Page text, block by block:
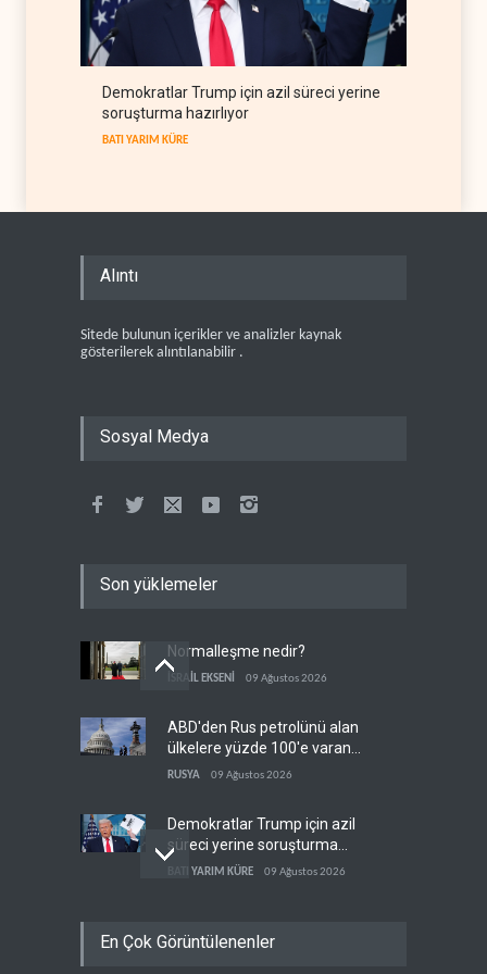
Demokratlar Trump için azil süreci yerine
soruşturma hazırlıyor
BATI YARIM KÜRE
Alıntı
Sitede bulunun içerikler ve analizler kaynak
gösterilerek alıntılanabilir .
Sosyal Medya
Son yüklemeler
Normalleşme nedir?
İSRAİL EKSENİ 09 Ağustos 2026
ABD'den Rus petrolünü alan
ülkelere yüzde 100'e varan
gümrük vergisi
RUSYA 09 Ağustos 2026
Demokratlar Trump için azil
süreci yerine soruşturma
hazırlıyor
BATI YARIM KÜRE 09 Ağustos 2026
Afrika'daki petrol
En Çok Görüntülenenler